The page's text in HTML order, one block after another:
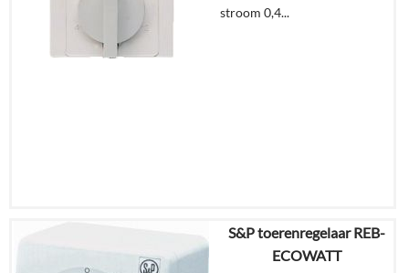
stroom 0,4...
€95,83
€
S&P toerenregelaar REB-
ECOWATT